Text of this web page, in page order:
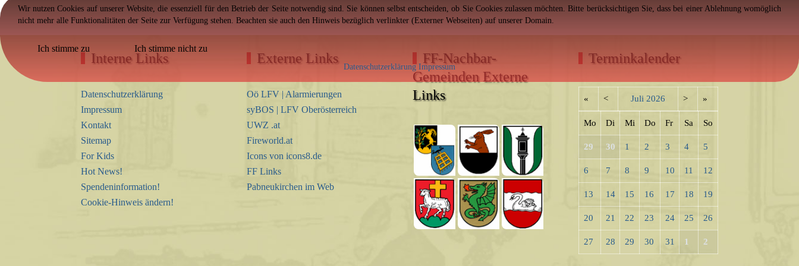
Interne Links
Datenschutzerklärung
Impressum
Kontakt
Sitemap
For Kids
Hot News!
Spendeninformation!
Cookie-Hinweis ändern!
Externe Links
Oö LFV | Alarmierungen
syBOS | LFV Oberösterreich
UWZ .at
Fireworld.at
Icons von icons8.de
FF Links
Pabneukirchen im Web
FF-Nachbar-
Gemeinden Externe
Links
Terminkalender
« < Juli 2026 > »
Mo Di Mi Do Fr Sa So
29 30 1 2 3 4 5
6 7 8 9 10 11 12
13 14 15 16 17 18 19
20 21 22 23 24 25 26
27 28 29 30 31 1 2
Wir nutzen Cookies auf unserer Website, die essenziell für den Betrieb der Seite notwendig sind. Sie können selbst entscheiden, ob Sie Cookies zulassen möchten. Bitte berücksichtigen Sie, dass bei einer Ablehnung womöglich
nicht mehr alle Funktionalitäten der Seite zur Verfügung stehen. Beachten sie auch den Hinweis bezüglich verlinkter (Externer Webseiten) auf unserer Domain.
Ich stimme zu Ich stimme nicht zu
Datenschutzerklärung Impressum